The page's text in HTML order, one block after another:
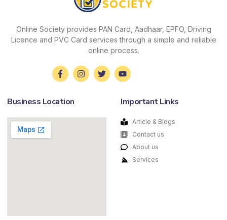
Online Society provides PAN Card, Aadhaar, EPFO, Driving
Licence and PVC Card services through a simple and reliable
online process.
Business Location Important Links
Article & Blogs
Contact us
About us
Services